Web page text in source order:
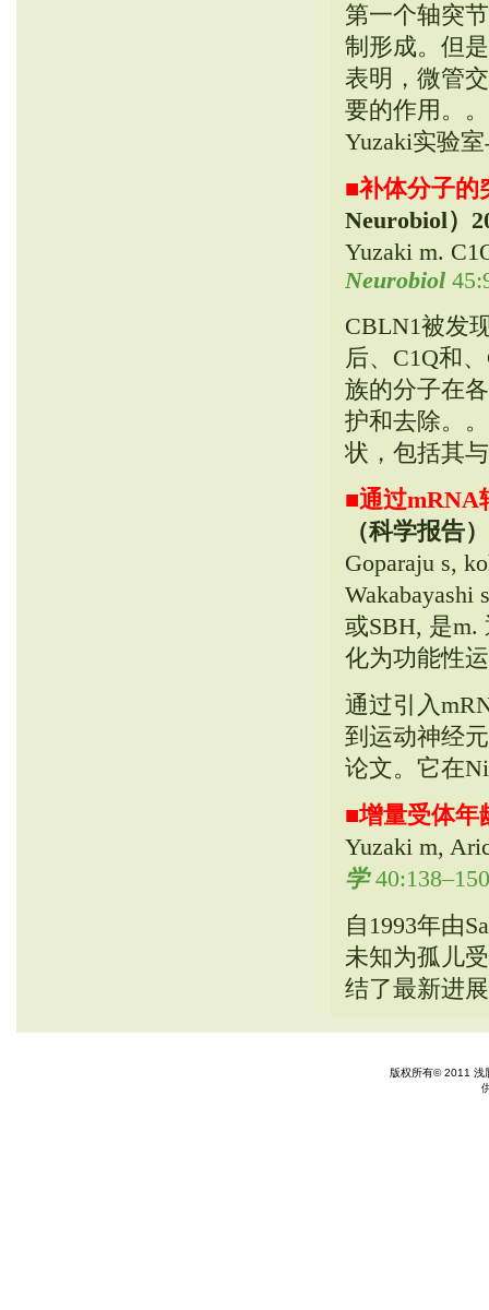
第一个轴突
制形成。但
表明，微管
要的作用。
Yuzaki实验
■补体分子的
Neurobiol）
Yuzaki m.
Neurobiol
CBLN1被发
后、C1Q和
族的分子在
护和去除。
状，包括其
■通过mRNA
（科学报告）
Goparaju s,
Wakabayashi
或SBH, 是m.
化为功能性
通过引入
到运动神经
论文。它在
■增量受体年
Yuzaki m,
学 40:
自1993年由
未知为孤儿
结了最新进
版权所有© 2011 浅